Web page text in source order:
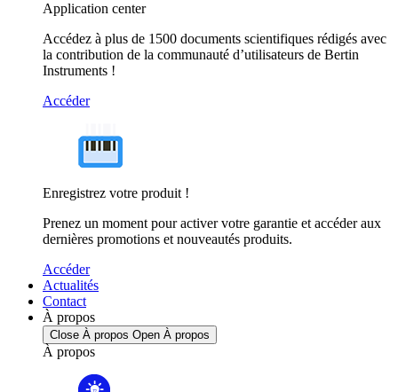
Application center
Accédez à plus de 1500 documents scientifiques rédigés avec
la contribution de la communauté d’utilisateurs de Bertin
Instruments !
Accéder
Enregistrez votre produit !
Prenez un moment pour activer votre garantie et accéder aux
dernières promotions et nouveautés produits.
Accéder
Actualités
Contact
À propos
Close À propos Open À propos
À propos